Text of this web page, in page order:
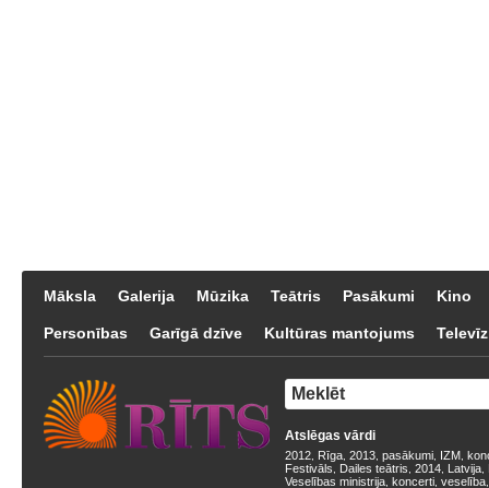
Māksla Galerija Mūzika Teātris Pasākumi Kino
Personības Garīgā dzīve Kultūras mantojums
Atslēgas vārdi
2012 Rīga 2013 pasākumi IZM
Festivāls
Dailes teātris 2014 Latvija
Veselības ministrija koncerti veselība